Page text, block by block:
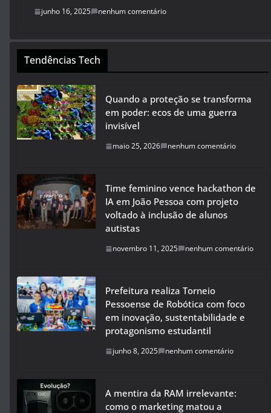
junho 16, 2025 nenhum comentário
Tendências Tech
Quando a proteção se transforma
em poder: ecos de uma guerra
invisível
maio 25, 2026 nenhum comentário
Time feminino vence hackathon de
IA em João Pessoa com projeto
voltado à inclusão de alunos
autistas
novembro 11, 2025 nenhum comentário
Prefeitura realiza Torneio
Pessoense de Robótica com foco
em inovação, sustentabilidade e
protagonismo estudantil
junho 8, 2025 nenhum comentário
A mentira da RAM irrelevante:
como o marketing matou a